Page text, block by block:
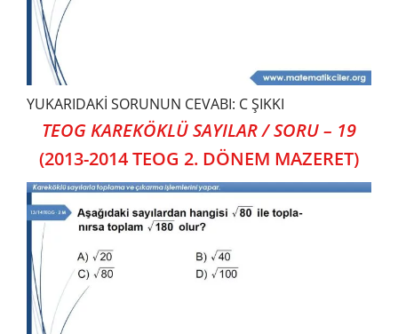
YUKARIDAKİ SORUNUN CEVABI: C ŞIKKI
TEOG KAREKÖKLÜ SAYILAR / SORU – 19
(2013-2014 TEOG 2. DÖNEM MAZERET)